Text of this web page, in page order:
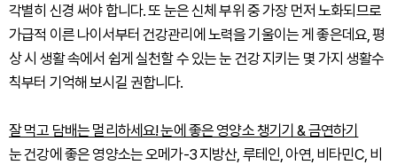
각별히 신경 써야 합니다. 또 눈은 신체 부위 중 가장 먼저 노화되므로
가급적 이른 나이서부터 건강관리에 노력을 기울이는 게 좋은데요, 평
상 시 생활 속에서 쉽게 실천할 수 있는 눈 건강 지키는 몇 가지 생활수
칙부터 기억해 보시길 권합니다.
잘 먹고 담배는 멀리하세요! 눈에 좋은 영양소 챙기기 & 금연하기
눈 건강에 좋은 영양소는 오메가-3 지방산, 루테인, 아연, 비타민C, 비